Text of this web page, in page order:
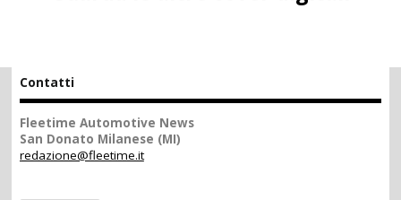
Contatti
Fleetime Automotive News
San Donato Milanese (MI)
redazione@fleetime.it